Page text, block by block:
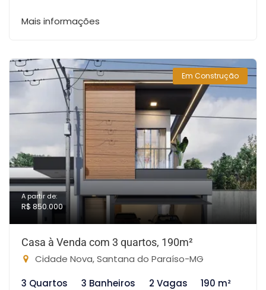
Mais informações
Em Construção
A partir de:
R$ 850.000
Casa à Venda com 3 quartos, 190m²
Cidade Nova, Santana do Paraíso-MG
3 Quartos
3 Banheiros 2 Vagas 190 m²